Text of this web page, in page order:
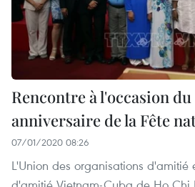
Rencontre à l'occasion du
anniversaire de la Fête
07/01/2020 08:26
L'Union des organisations d'amitié